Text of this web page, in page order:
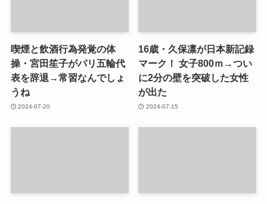
喫煙と飲酒行為発覚の体
操・宮田笙子がパリ五輪代
表を辞退→常習なんでしょ
うね
2024-07-20
16歳・久保凛が日本新記録
マーク！ 女子800ｍ→つい
に2分の壁を突破した女性
が出た
2024-07-15